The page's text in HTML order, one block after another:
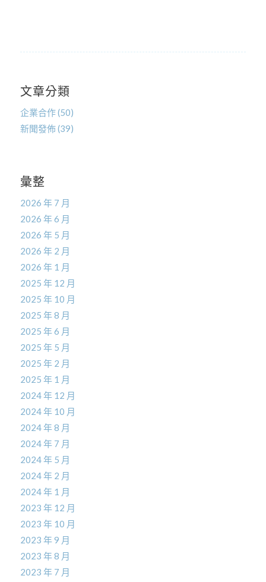
文章分類
企業合作(50)
新聞發佈(39)
彙整
2026 年 7 月
2026 年 6 月
2026 年 5 月
2026 年 2 月
2026 年 1 月
2025 年 12 月
2025 年 10 月
2025 年 8 月
2025 年 6 月
2025 年 5 月
2025 年 2 月
2025 年 1 月
2024 年 12 月
2024 年 10 月
2024 年 8 月
2024 年 7 月
2024 年 5 月
2024 年 2 月
2024 年 1 月
2023 年 12 月
2023 年 10 月
2023 年 9 月
2023 年 8 月
2023 年 7 月